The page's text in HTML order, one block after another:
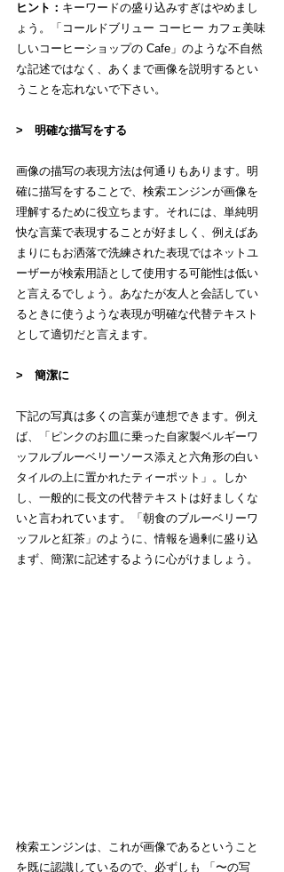
ヒント： キーワードの盛り込みすぎはやめまし
ょう。「コールドブリュー コーヒー カフェ美味
しいコーヒーショップの Cafe」のような不自然
な記述ではなく、あくまで画像を説明するとい
うことを忘れないで下さい。
>　明確な描写をする
画像の描写の表現方法は何通りもあります。明
確に描写をすることで、検索エンジンが画像を
理解するために役立ちます。それには、単純明
快な言葉で表現することが好ましく、例えばあ
まりにもお洒落で洗練された表現ではネットユ
ーザーが検索用語として使用する可能性は低い
と言えるでしょう。あなたが友人と会話してい
るときに使うような表現が明確な代替テキスト
として適切だと言えます。
>　簡潔に
下記の写真は多くの言葉が連想できます。例え
ば、「ピンクのお皿に乗った自家製ベルギーワ
ッフルブルーベリーソース添えと六角形の白い
タイルの上に置かれたティーポット」。しか
し、一般的に長文の代替テキストは好ましくな
いと言われています。「朝食のブルーベリーワ
ッフルと紅茶」のように、情報を過剰に盛り込
まず、簡潔に記述するように心がけましょう。
検索エンジンは、これが画像であるということ
を既に認識しているので、必ずしも 「〜の写